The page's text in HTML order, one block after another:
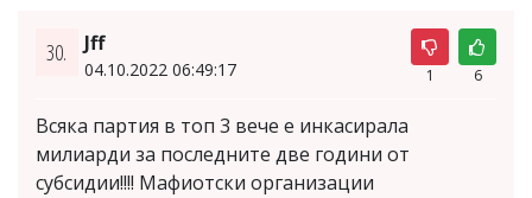
30. Jff
04.10.2022 06:49:17 1 6
Всяка партия в топ 3 вече е инкасирала
милиарди за последните две години от
субсидии!!!! Мафиотски организации